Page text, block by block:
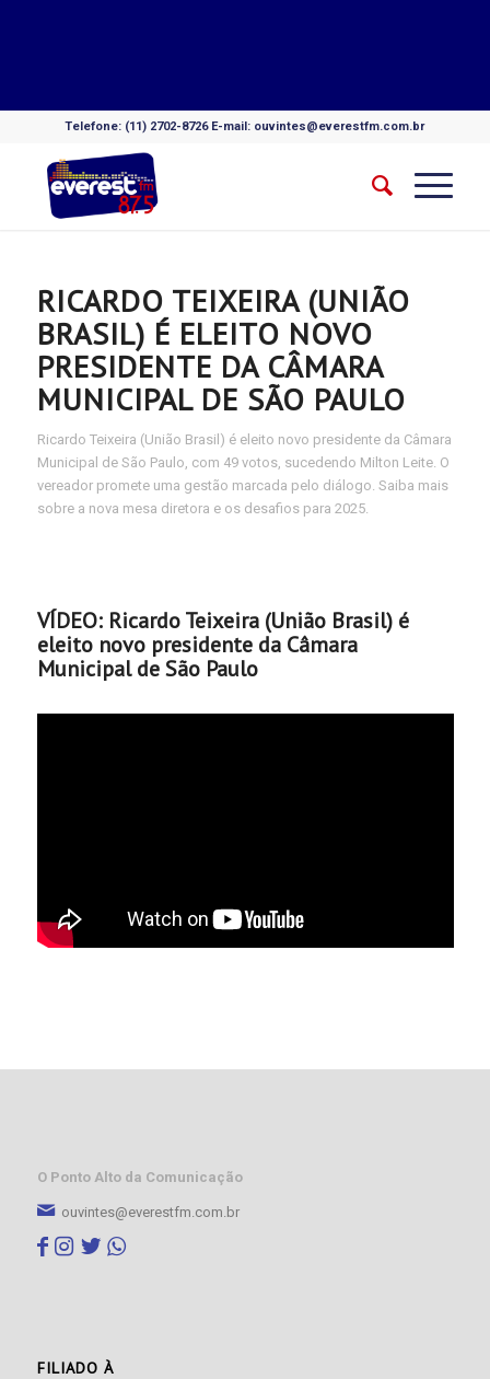
Telefone: (11) 2702-8726 E-mail: ouvintes@everestfm.com.br
RICARDO TEIXEIRA (UNIÃO
BRASIL) É ELEITO NOVO
PRESIDENTE DA CÂMARA
MUNICIPAL DE SÃO PAULO
Ricardo Teixeira (União Brasil) é eleito novo presidente da Câmara
Municipal de São Paulo, com 49 votos, sucedendo Milton Leite. O
vereador promete uma gestão marcada pelo diálogo. Saiba mais
sobre a nova mesa diretora e os desafios para 2025.
VÍDEO: Ricardo Teixeira (União Brasil) é
eleito novo presidente da Câmara
Municipal de São Paulo
O Ponto Alto da Comunicação
ouvintes@everestfm.com.br
FILIADO À